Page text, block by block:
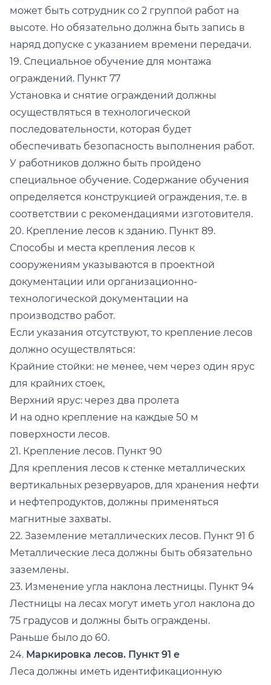
может быть сотрудник со 2 группой работ на
высоте. Но обязательно должна быть запись в
наряд допуске с указанием времени передачи.
19. Специальное обучение для монтажа
ограждений. Пункт 77
Установка и снятие ограждений должны
осуществляться в технологической
последовательности, которая будет
обеспечивать безопасность выполнения работ.
У работников должно быть пройдено
специальное обучение. Содержание обучения
определяется конструкцией ограждения, т.е. в
соответствии с рекомендациями изготовителя.
20. Крепление лесов к зданию. Пункт 89.
Способы и места крепления лесов к
сооружениям указываются в проектной
документации или организационно-
технологической документации на
производство работ.
Если указания отсутствуют, то крепление лесов
должно осуществляться:
Крайние стойки: не менее, чем через один ярус
для крайних стоек,
Верхний ярус: через два пролета
И на одно крепление на каждые 50 м
поверхности лесов.
21. Крепление лесов. Пункт 90
Для крепления лесов к стенке металлических
вертикальных резервуаров, для хранения нефти
и нефтепродуктов, должны применяться
магнитные захваты.
22. Заземление металлических лесов. Пункт 91 б
Металлические леса должны быть обязательно
заземлены.
23. Изменение угла наклона лестницы. Пункт 94
Лестницы на лесах могут иметь угол наклона до
75 градусов и должны быть ограждены.
Раньше было до 60.
24. Маркировка лесов. Пункт 91 е
Леса должны иметь идентификационную